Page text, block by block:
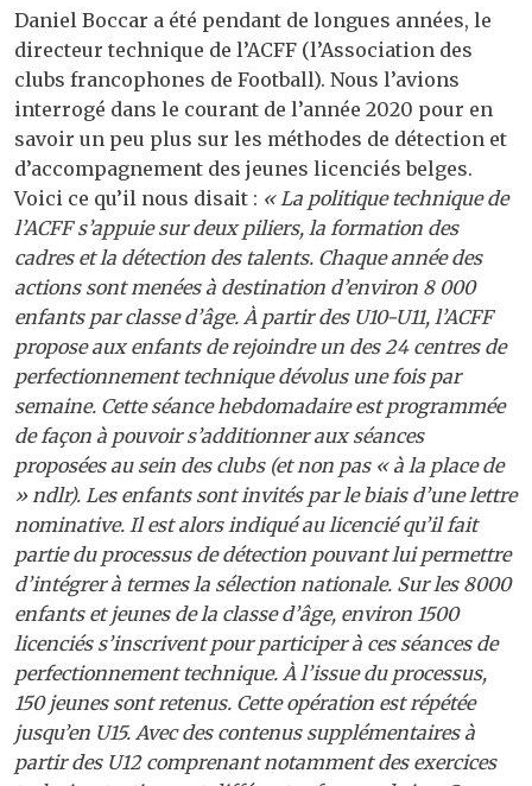
Daniel Boccar a été pendant de longues années, le
directeur technique de l’ACFF (l’Association des
clubs francophones de Football). Nous l’avions
interrogé dans le courant de l’année 2020 pour en
savoir un peu plus sur les méthodes de détection et
d’accompagnement des jeunes licenciés belges.
Voici ce qu’il nous disait : « La politique technique de
l’ACFF s’appuie sur deux piliers, la formation des
cadres et la détection des talents. Chaque année des
actions sont menées à destination d’environ 8 000
enfants par classe d’âge. À partir des U10-U11, l’ACFF
propose aux enfants de rejoindre un des 24 centres de
perfectionnement technique dévolus une fois par
semaine. Cette séance hebdomadaire est programmée
de façon à pouvoir s’additionner aux séances
proposées au sein des clubs (et non pas « à la place de
» ndlr). Les enfants sont invités par le biais d’une lettre
nominative. Il est alors indiqué au licencié qu’il fait
partie du processus de détection pouvant lui permettre
d’intégrer à termes la sélection nationale. Sur les 8000
enfants et jeunes de la classe d’âge, environ 1500
licenciés s’inscrivent pour participer à ces séances de
perfectionnement technique. À l’issue du processus,
150 jeunes sont retenus. Cette opération est répétée
jusqu’en U15. Avec des contenus supplémentaires à
partir des U12 comprenant notamment des exercices